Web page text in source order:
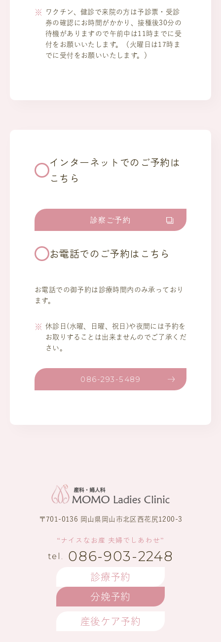
ワクチン、健診で来院の方は予診票・受診
券の確認にお時間がかかり、接種後30分の
待機がありますので午前中は11時までに受
付をお願いいたします。（火曜日は17時ま
でに受付をお願いいたします。）
インターネットでのご予約は
こちら
診察ご予約
お電話でのご予約はこちら
お電話での御予約は診療時間内のみ承っており
ます。
休診日(水曜、日曜、祝日)や夜間には予約を
お取りすることは出来ませんのでご了承くだ
さい。
086-293-5489
〒701-0136 岡山県岡山市北区西花尻1200-3
“ナイスなお産 夫婦でしあわせ”
086-903-2248
診療予約
分娩予約
産後ケア予約